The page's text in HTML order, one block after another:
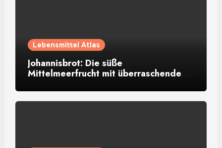
Lebensmittel Atlas
Johannisbrot: Die süße
Mittelmeerfrucht mit überraschendem